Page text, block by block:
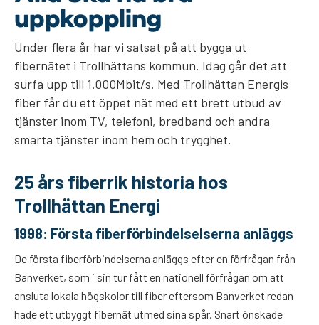
uppkoppling
Under flera år har vi satsat på att bygga ut
fibernätet i Trollhättans kommun. Idag går det att
surfa upp till 1.000Mbit/s. Med Trollhättan Energis
fiber får du ett öppet nät med ett brett utbud av
tjänster inom TV, telefoni, bredband och andra
smarta tjänster inom hem och trygghet.
25 års fiberrik historia hos
Trollhättan Energi
1998: Första fiberförbindelselserna anläggs
De första fiberförbindelserna anläggs efter en förfrågan från
Banverket, som i sin tur fått en nationell förfrågan om att
ansluta lokala högskolor till fiber eftersom Banverket redan
hade ett utbyggt fibernät utmed sina spår. Snart önskade